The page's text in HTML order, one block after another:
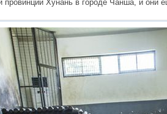
провинции Хунань в городе Чанша, и они